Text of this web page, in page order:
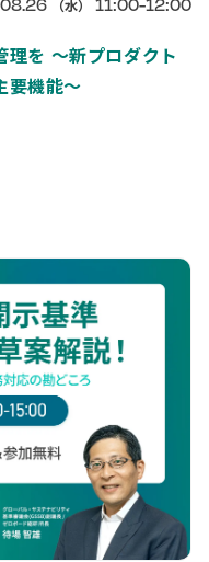
（水）
を 〜新プロダクト
要機能〜